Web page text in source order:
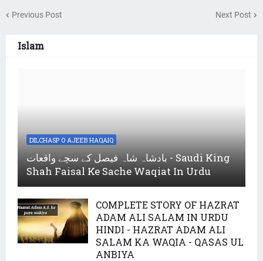
Previous Post Next Post
Islam
DILCHASP O AJEEB HAQAIQ
بادشاہ شاہ فیصل کے سچے واقعات - Saudi King
Shah Faisal Ke Sache Waqiat In Urdu
COMPLETE STORY OF HAZRAT
ADAM ALI SALAM IN URDU
HINDI - HAZRAT ADAM ALI
SALAM KA WAQIA - QASAS UL
ANBIYA